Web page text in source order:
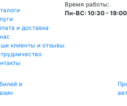
и доставка
клиенты и отзывы
Время работы:
Пн-ВС: 10:30 - 19:00
и